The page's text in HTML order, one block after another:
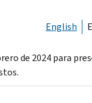
English
de 2024 para